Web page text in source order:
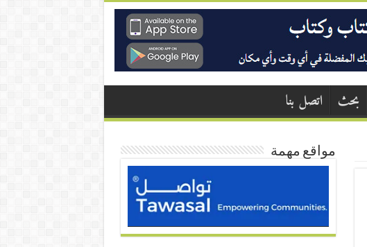
بحث اتصل بنا
مواقع مهمة